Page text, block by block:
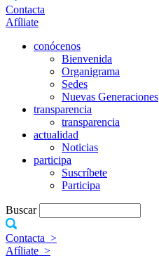
Contacta
Afíliate
conócenos
Bienvenida
Organigrama
Sedes
Nuevas Generaciones
transparencia
transparencia
actualidad
Noticias
participa
Suscríbete
Participa
Buscar
Contacta >
Afíliate >